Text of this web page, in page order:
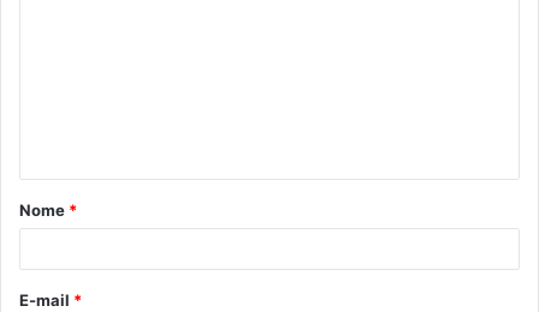
á
r
Nome *
E-mail *